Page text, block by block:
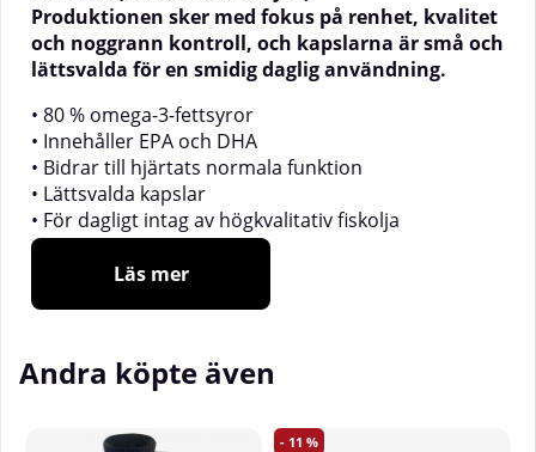
Produktionen sker med fokus på renhet, kvalitet
och noggrann kontroll, och kapslarna är små och
lättsvalda för en smidig daglig användning.
• 80 % omega-3-fettsyror
• Innehåller EPA och DHA
• Bidrar till hjärtats normala funktion
• Lättsvalda kapslar
• För dagligt intag av högkvalitativ fiskolja
Essentiella fettsyror på ett
enkelt sätt
Vissa fettsyror är essentiella, vilket innebär att
kroppen inte själv kan producera dem utan behöver
få dem via kosten. Två av dessa är EPA
Läs mer
Andra köpte även
11